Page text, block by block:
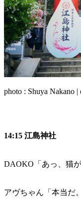
photo : Shuya Nakano
14:15 江島神社
DAOKO「あっ、猫が
アヴちゃん「本当だ